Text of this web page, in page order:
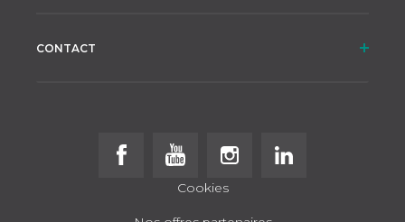
CONTACT
Cookies
Follow us on Facebook
Follow us on Youtube
Follow us on Instagram
Follow us on